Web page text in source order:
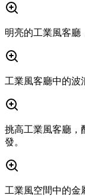
明亮的工業風客廳
工業風客廳中的波
挑高工業風客廳，
發。
工業風空間中的金